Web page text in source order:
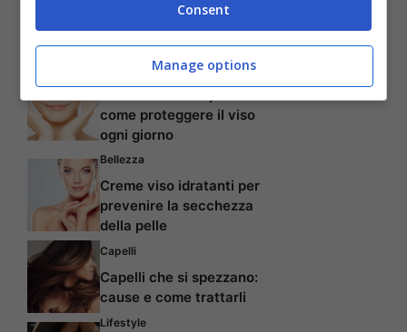
Articoli recenti
come proteggere il viso
ogni giorno
Bellezza
Creme viso idratanti per
prevenire la secchezza
della pelle
Capelli
Capelli che si spezzano:
cause e come trattarli
Lifestyle
Consent
Manage options